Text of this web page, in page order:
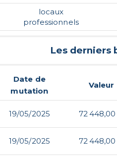
locaux
professionnels
Les derniers
Date de
mutation
Valeur
19/05/2025 72
19/05/2025 72